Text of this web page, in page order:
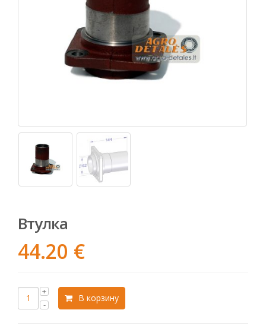
Втулка
44.20 €
В корзину